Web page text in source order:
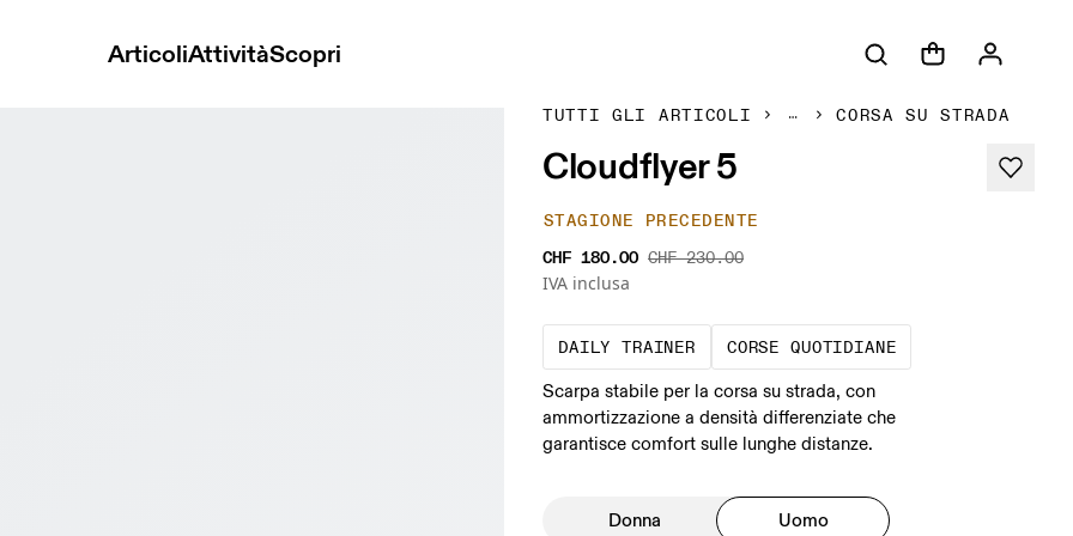
ArticoliAttivitàScopri
TUTTI GLI ARTICOLI CORSA SU STRADA
Cloudflyer 5
STAGIONE PRECEDENTE
CHF 180.00 CHF 230.00
IVA inclusa
DAILY TRAINER
La scarpa con cui corri di più. Deve
CORSE QUOTIDIANE
Corse a ritmo
Scarpa stabile per la corsa su strada, con
ammortizzazione a densità differenziate che
garantisce comfort sulle lunghe distanze.
Donna Uomo